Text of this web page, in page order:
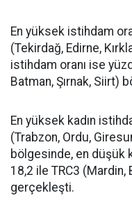
En yüksek istihdam
(Tekirdağ, Edirne,
istihdam oranı ise
Batman, Şırnak, Siirt)
En yüksek kadın
(Trabzon, Ordu,
bölgesinde, en düşük
18,2 ile TRC3 (Mardin,
gerçekleşti.